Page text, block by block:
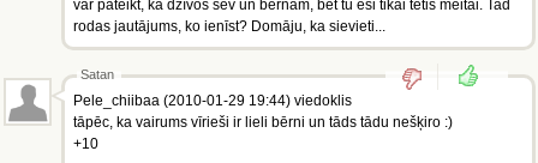
var pateikt, ka dzīvos sev un bērnam, bet tu esi tikai tētis meitai. Tad
rodas jautājums, ko ienīst? Domāju, ka sievieti...
Satan
Pele_chiibaa (2010-01-29 19:44) viedoklis
tāpēc, ka vairums vīrieši ir lieli bērni un tāds tādu nešķiro :)
+10